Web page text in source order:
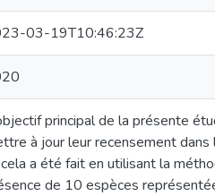
03-19T10:46:23Z
principal de la présente
à jour leur recensement
a été fait en utilisant la
de 10 espèces